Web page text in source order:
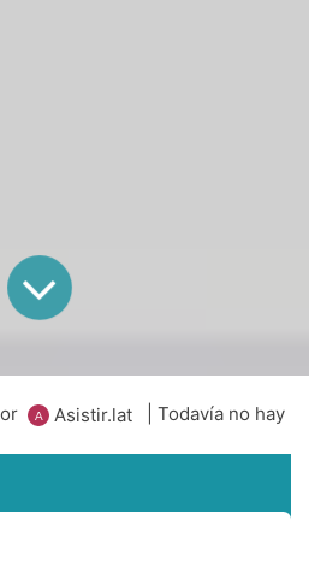
Asistir.lat
| Todavía no hay